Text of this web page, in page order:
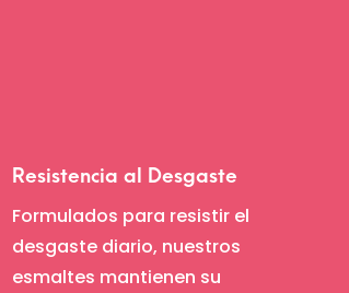
Resistencia al Desgaste
Formulados para resistir el
desgaste diario, nuestros
esmaltes mantienen su